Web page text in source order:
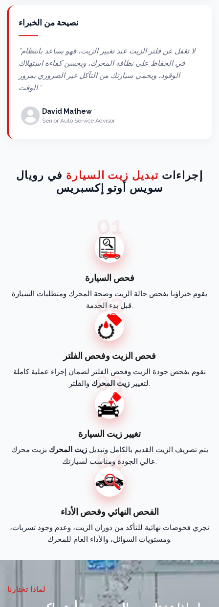
نصيحة من الخبراء
”لا تغفل عن فلتر الزيت عند تغيير الزيت، فهو يساعد بانتظام
في الحفاظ على نظافة المحرك، ويحسن كفاءة استهلاك
الوقود، ويحمي سيارتك من التآكل غير الضروري بمرور
الوقت.“
David Mathew
Senior Auto Service Advisor
إجراءات تبديل زيت السيارة في رويال
سويس أوتو إكسبريس
01
فحص السيارة
يقوم خبراؤنا بفحص حالة الزيت وصحة المحرك ومتطلبات السيارة
قبل بدء الخدمة.
02
فحص الزيت وفحص الفلتر
نقوم بفحص جودة الزيت وفحص الفلتر لضمان إجراء عملية كاملة
لتغيير زيت المحرك والفلتر. 03
تغيير زيت السيارة
يتم تصريف الزيت القديم بالكامل وتبديلزيت المحرك بزيت محرك
عالي الجودة ومناسب لسيارتك.
04
الفحص النهائي وفحص الأداء
نجري فحوصات نهائية للتأكد من دوران الزيت، وعدم وجود تسربات،
ومستويات السوائل، والأداء العام للمحرك.
لماذا تختارنا